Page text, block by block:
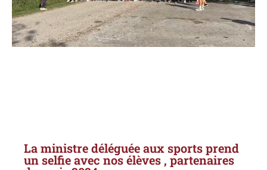
La ministre déléguée aux sports prend
un selfie avec nos élèves , partenaires